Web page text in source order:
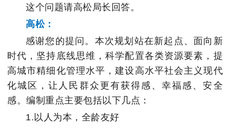
这个问题请高松局长回答。
高松：
感谢您的提问。本次规划站在新起点、面向新
时代，坚持底线思维，科学配置各类资源要素，提
高城市精细化管理水平，建设高水平社会主义现代
化城区，让人民群众更有获得感、幸福感、安全
感。编制重点主要包括以下几点：
1.以人为本，全龄友好